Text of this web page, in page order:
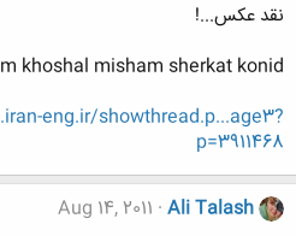
نقد عکس...!
khoshal misham sherkat konid
eng.ir/showthread.p...age3?
p=3911468
Ali Talash
Aug 14, 2011